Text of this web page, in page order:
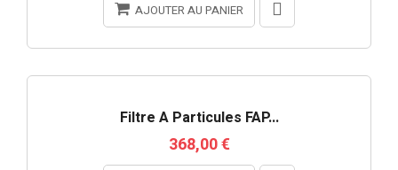
AJOUTER AU PANIER
Filtre À Particules FAP...
368,00 €